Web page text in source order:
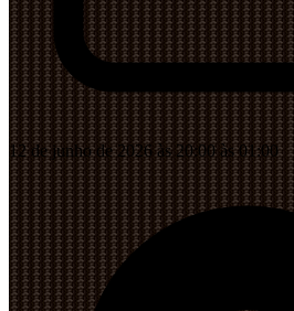
12 de junho de 2026 às 20:00 às 01:00